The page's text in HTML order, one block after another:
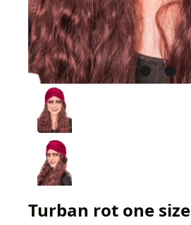
Turban rot one size